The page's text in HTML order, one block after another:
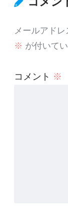
メールアドレ
※ が付いて
コメント ※